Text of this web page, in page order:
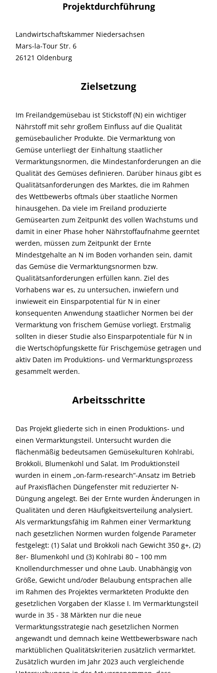
Projektdurchführung
Landwirtschaftskammer Niedersachsen
Mars-la-Tour Str. 6
26121 Oldenburg
Zielsetzung
Im Freilandgemüsebau ist Stickstoff (N) ein wichtiger
Nährstoff mit sehr großem Einfluss auf die Qualität
gemüsebaulicher Produkte. Die Vermarktung von
Gemüse unterliegt der Einhaltung staatlicher
Vermarktungsnormen, die Mindestanforderungen an die
Qualität des Gemüses definieren. Darüber hinaus gibt es
Qualitätsanforderungen des Marktes, die im Rahmen
des Wettbewerbs oftmals über staatliche Normen
hinausgehen. Da viele im Freiland produzierte
Gemüsearten zum Zeitpunkt des vollen Wachstums und
damit in einer Phase hoher Nährstoffaufnahme geerntet
werden, müssen zum Zeitpunkt der Ernte
Mindestgehalte an N im Boden vorhanden sein, damit
das Gemüse die Vermarktungsnormen bzw.
Qualitätsanforderungen erfüllen kann. Ziel des
Vorhabens war es, zu untersuchen, inwiefern und
inwieweit ein Einsparpotential für N in einer
konsequenten Anwendung staatlicher Normen bei der
Vermarktung von frischem Gemüse vorliegt. Erstmalig
sollten in dieser Studie also Einsparpotentiale für N in
die Wertschöpfungskette für Frischgemüse getragen und
aktiv Daten im Produktions- und Vermarktungsprozess
gesammelt werden.
Arbeitsschritte
Das Projekt gliederte sich in einen Produktions- und
einen Vermarktungsteil. Untersucht wurden die
flächenmäßig bedeutsamen Gemüsekulturen Kohlrabi,
Brokkoli, Blumenkohl und Salat. Im Produktionsteil
wurden in einem „on-farm-research“-Ansatz im Betrieb
auf Praxisflächen Düngefenster mit reduzierter N-
Düngung angelegt. Bei der Ernte wurden Änderungen in
Qualitäten und deren Häufigkeitsverteilung analysiert.
Als vermarktungsfähig im Rahmen einer Vermarktung
nach gesetzlichen Normen wurden folgende Parameter
festgelegt: (1) Salat und Brokkoli nach Gewicht 350 g+, (2)
8er- Blumenkohl und (3) Kohlrabi 80 – 100 mm
Knollendurchmesser und ohne Laub. Unabhängig von
Größe, Gewicht und/oder Belaubung entsprachen alle
im Rahmen des Projektes vermarkteten Produkte den
gesetzlichen Vorgaben der Klasse I. Im Vermarktungsteil
wurde in 35 - 38 Märkten nur die neue
Vermarktungsstrategie nach gesetzlichen Normen
angewandt und demnach keine Wettbewerbsware nach
marktüblichen Qualitätskriterien zusätzlich vermarktet.
Zusätzlich wurden im Jahr 2023 auch vergleichende